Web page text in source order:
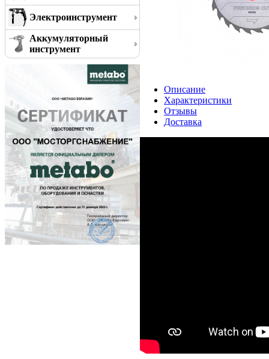
Электроинструмент
Аккумуляторный
инструмент
Описание
Характеристики
Отзывы
Доставка